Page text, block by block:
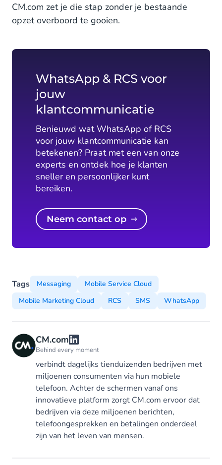
CM.com zet je die stap zonder je bestaande
opzet overboord te gooien.
WhatsApp & RCS voor
jouw
klantcommunicatie
Benieuwd wat WhatsApp of RCS
voor jouw klantcommunicatie kan
betekenen? Praat met een van onze
experts en ontdek hoe je klanten
sneller en persoonlijker kunt
bereiken.
Neem contact op
Tags Messaging
Mobile Service Cloud
Mobile Marketing Cloud
RCS SMS WhatsApp
CM.com
Behind every moment
verbindt dagelijks tienduizenden bedrijven met
miljoenen consumenten via hun mobiele
telefoon. Achter de schermen vanaf ons
innovatieve platform zorgt CM.com ervoor dat
bedrijven via deze miljoenen berichten,
telefoongesprekken en betalingen onderdeel
zijn van het leven van mensen.